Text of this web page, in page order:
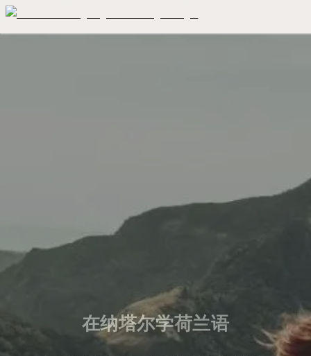
在纳塔尔学荷兰语